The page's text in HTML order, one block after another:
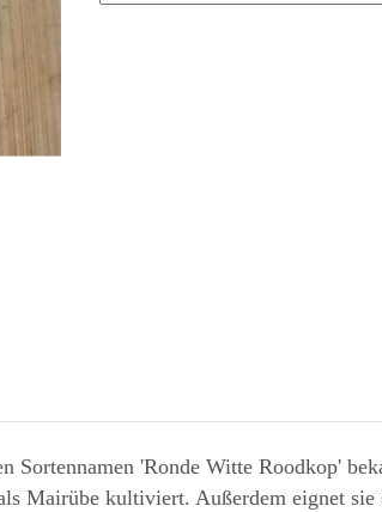
'Ronde Witte Roodkop'
Mairübe kultiviert. Außerdem eignet